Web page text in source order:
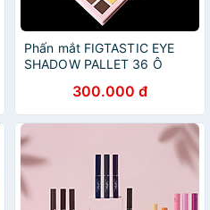
Phấn mắt FIGTASTIC EYE
SHADOW PALLET 36 Ô
Mattifying Primer Matte
Finish trị giá 380.000)
300.000 đ